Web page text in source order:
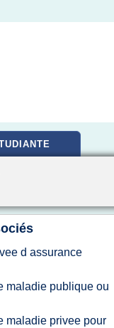
d assurance
maladie publique ou
maladie privee pour